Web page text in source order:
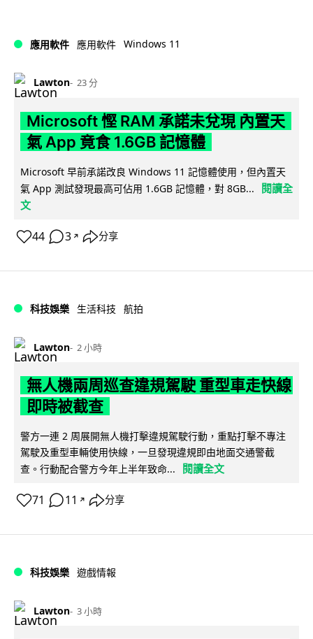
應用軟件 應用軟件 Windows 11
Lawton 23 分
Microsoft 慳 RAM 承諾未兌現 內置天
氣 App 竟食 1.6GB 記憶體
Microsoft 早前承諾改良 Windows 11 記憶體使用，但內置天
氣 App 測試發現最高可佔用 1.6GB 記憶體，對 8GB...
閱讀全
文
44 3 ↗ 分享
科技娛樂 生活科技 航拍
Lawton 2 小時
無人機兩周巡查違規駕駛 重型車走快線
即時被截查
警方一連 2 周展開無人機打擊違規駕駛行動，重點打擊不專注
駕駛及重型車輛使用快線，一旦發現違規即由地面交通警截
查。行動配合警方今年上半年致命...
閱讀全文
71 11 ↗ 分享
科技娛樂 遊戲情報
Lawton 3 小時